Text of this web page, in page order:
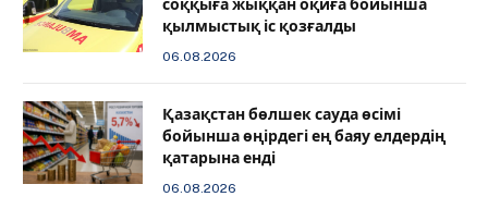
соққыға жыққан оқиға бойынша
қылмыстық іс қозғалды
06.08.2026
Қазақстан бөлшек сауда өсімі
бойынша өңірдегі ең баяу елдердің
қатарына енді
06.08.2026